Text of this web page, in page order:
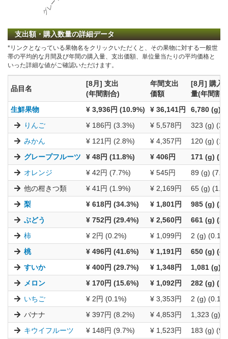
支出額・購入数量の詳細データ
*リンクとなっている果物名をクリックいただくと、その果物に対する一般世
帯の平均的な月間及び年間の購入量、支出価額、単位量当たりの平均価格と
いった詳細な値がご確認いただけます。
品目名
[8月] 支出
(年間割合)
年間支出
価額
[8月] 購入
量(年間割
生鮮果物
¥ 3,936円 (10.9%) ¥ 36,141円
6,780 (g)
りんご
¥ 186円 (3.3%) ¥ 5,578円
323 (g)
みかん
¥ 121円 (2.8%) ¥ 4,357円
120 (g)
グレープフルーツ
¥ 48円 (11.8%) ¥ 406円
171 (g)
オレンジ
¥ 42円 (7.7%) ¥ 545円
89 (g)
他の柑きつ類
¥ 41円 (1.9%) ¥ 2,169円
65 (g)
梨
¥ 618円 (34.3%) ¥ 1,801円
985 (g)
ぶどう
¥ 752円 (29.4%) ¥ 2,560円
661 (g)
柿
¥ 2円 (0.2%) ¥ 1,099円
2 (g)
桃
¥ 496円 (41.6%) ¥ 1,191円
650 (g)
すいか
¥ 400円 (29.7%) ¥ 1,348円
1,081 (g)
メロン
¥ 170円 (15.6%) ¥ 1,092円
282 (g)
いちご
¥ 2円 (0.1%) ¥ 3,353円
2 (g)
バナナ
¥ 397円 (8.2%) ¥ 4,853円
1,323 (g)
キウイフルーツ
¥ 148円 (9.7%) ¥ 1,523円 183 (g)